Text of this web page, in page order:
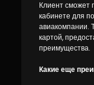
Клиент сможет
кабинете для
авиакомпании.
картой,
преимущества.
Какие еще